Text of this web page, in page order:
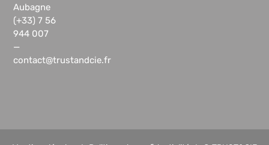
Aubagne
(+33) 7 56
944 007
—
contact@trustandcie.fr